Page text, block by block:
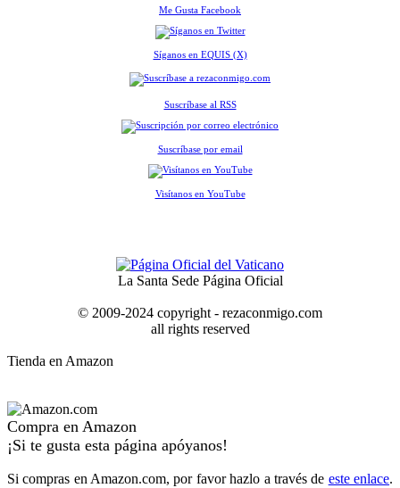
Me Gusta Facebook
Síganos en EQUIS (X)
Suscríbase al RSS
Suscríbase por email
Visítanos en YouTube
La Santa Sede Página Oficial
© 2009-2024 copyright - rezaconmigo.com
all rights reserved
Tienda en Amazon
Compra en Amazon
¡Si te gusta esta página apóyanos!
Si compras en Amazon.com, por favor hazlo a través de este enlace.